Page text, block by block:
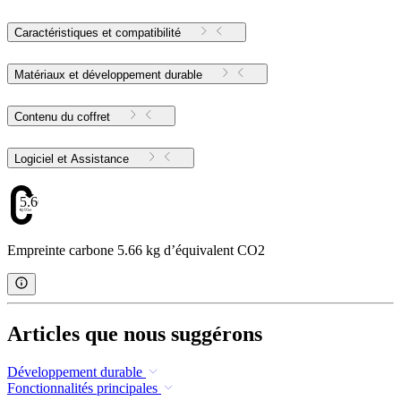
Caractéristiques et compatibilité
Matériaux et développement durable
Contenu du coffret
Logiciel et Assistance
5.66
Empreinte carbone 5.66 kg d’équivalent CO2
Articles que nous suggérons
Développement durable
Fonctionnalités principales